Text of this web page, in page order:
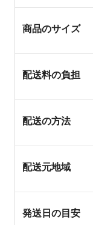
商品のサイズ
配送料の負担
配送の方法
配送元地域
発送日の目安